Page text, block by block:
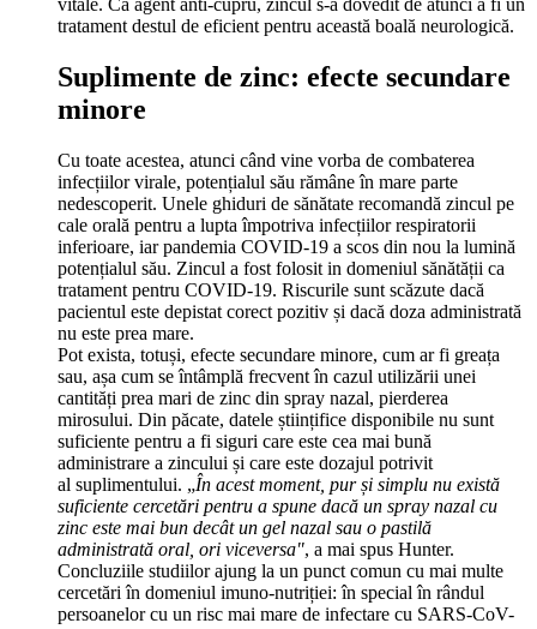
tratament destul de eficient pentru această boală neurologică.
Suplimente de zinc: efecte secundare
minore
Cu toate acestea, atunci când vine vorba de combaterea
infecțiilor virale, potențialul său rămâne în mare parte
nedescoperit. Unele ghiduri de sănătate recomandă zincul pe
cale orală pentru a lupta împotriva infecțiilor respiratorii
inferioare, iar pandemia COVID-19 a scos din nou la lumină
potențialul său. Zincul a fost folosit in domeniul sănătății ca
tratament pentru COVID-19. Riscurile sunt scăzute dacă
pacientul este depistat corect pozitiv și dacă doza administrată
nu este prea mare.
Pot exista, totuși, efecte secundare minore, cum ar fi greața
sau, așa cum se întâmplă frecvent în cazul utilizării unei
cantități prea mari de zinc din spray nazal, pierderea
mirosului. Din păcate, datele științifice disponibile nu sunt
suficiente pentru a fi siguri care este cea mai bună
administrare a zincului și care este dozajul potrivit
al suplimentului. „În acest moment, pur și simplu nu există
suficiente cercetări pentru a spune dacă un spray nazal cu
zinc este mai bun decât un gel nazal sau o pastilă
administrată oral, ori viceversa", a mai spus Hunter.
Concluziile studiilor ajung la un punct comun cu mai multe
cercetări în domeniul imuno-nutriției: în special în rândul
persoanelor cu un risc mai mare de infectare cu SARS-CoV-